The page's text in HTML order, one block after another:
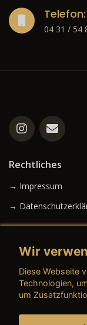
Telefon:
04 31 / 54
Rechtliches
→ Impressum
→
→ AGB
Wir
Diese Webseite
Technologien,
um